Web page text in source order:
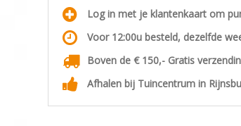
Log in met je klantenkaart om
Voor 12:00u besteld, dezelfde
Boven de € 150,- Gratis
Afhalen bij Tuincentrum in